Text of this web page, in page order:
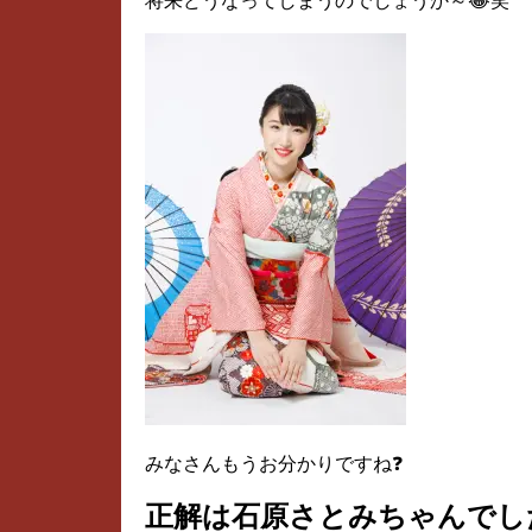
みなさんもうお分かりですね❓
正解は石原さとみちゃんで